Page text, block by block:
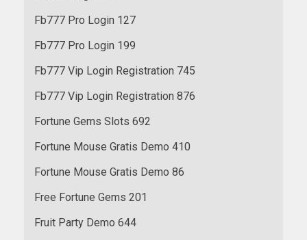
Fb777 Pro Login 127
Fb777 Pro Login 199
Fb777 Vip Login Registration 745
Fb777 Vip Login Registration 876
Fortune Gems Slots 692
Fortune Mouse Gratis Demo 410
Fortune Mouse Gratis Demo 86
Free Fortune Gems 201
Fruit Party Demo 644